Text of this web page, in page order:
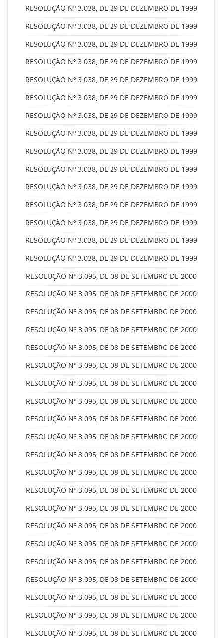
RESOLUÇÃO Nº 3.038, DE 29 DE DEZEMBRO DE 1999
RESOLUÇÃO Nº 3.038, DE 29 DE DEZEMBRO DE 1999
RESOLUÇÃO Nº 3.038, DE 29 DE DEZEMBRO DE 1999
RESOLUÇÃO Nº 3.038, DE 29 DE DEZEMBRO DE 1999
RESOLUÇÃO Nº 3.038, DE 29 DE DEZEMBRO DE 1999
RESOLUÇÃO Nº 3.038, DE 29 DE DEZEMBRO DE 1999
RESOLUÇÃO Nº 3.038, DE 29 DE DEZEMBRO DE 1999
RESOLUÇÃO Nº 3.038, DE 29 DE DEZEMBRO DE 1999
RESOLUÇÃO Nº 3.038, DE 29 DE DEZEMBRO DE 1999
RESOLUÇÃO Nº 3.038, DE 29 DE DEZEMBRO DE 1999
RESOLUÇÃO Nº 3.038, DE 29 DE DEZEMBRO DE 1999
RESOLUÇÃO Nº 3.038, DE 29 DE DEZEMBRO DE 1999
RESOLUÇÃO Nº 3.038, DE 29 DE DEZEMBRO DE 1999
RESOLUÇÃO Nº 3.038, DE 29 DE DEZEMBRO DE 1999
RESOLUÇÃO Nº 3.038, DE 29 DE DEZEMBRO DE 1999
RESOLUÇÃO Nº 3.095, DE 08 DE SETEMBRO DE 2000
RESOLUÇÃO Nº 3.095, DE 08 DE SETEMBRO DE 2000
RESOLUÇÃO Nº 3.095, DE 08 DE SETEMBRO DE 2000
RESOLUÇÃO Nº 3.095, DE 08 DE SETEMBRO DE 2000
RESOLUÇÃO Nº 3.095, DE 08 DE SETEMBRO DE 2000
RESOLUÇÃO Nº 3.095, DE 08 DE SETEMBRO DE 2000
RESOLUÇÃO Nº 3.095, DE 08 DE SETEMBRO DE 2000
RESOLUÇÃO Nº 3.095, DE 08 DE SETEMBRO DE 2000
RESOLUÇÃO Nº 3.095, DE 08 DE SETEMBRO DE 2000
RESOLUÇÃO Nº 3.095, DE 08 DE SETEMBRO DE 2000
RESOLUÇÃO Nº 3.095, DE 08 DE SETEMBRO DE 2000
RESOLUÇÃO Nº 3.095, DE 08 DE SETEMBRO DE 2000
RESOLUÇÃO Nº 3.095, DE 08 DE SETEMBRO DE 2000
RESOLUÇÃO Nº 3.095, DE 08 DE SETEMBRO DE 2000
RESOLUÇÃO Nº 3.095, DE 08 DE SETEMBRO DE 2000
RESOLUÇÃO Nº 3.095, DE 08 DE SETEMBRO DE 2000
RESOLUÇÃO Nº 3.095, DE 08 DE SETEMBRO DE 2000
RESOLUÇÃO Nº 3.095, DE 08 DE SETEMBRO DE 2000
RESOLUÇÃO Nº 3.095, DE 08 DE SETEMBRO DE 2000
RESOLUÇÃO Nº 3.095, DE 08 DE SETEMBRO DE 2000
RESOLUÇÃO Nº 3.095, DE 08 DE SETEMBRO DE 2000